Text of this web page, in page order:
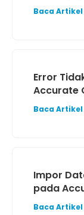
Baca
Error
Accurate
Baca
Impor
pada
Baca